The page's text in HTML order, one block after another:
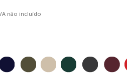
não incluído